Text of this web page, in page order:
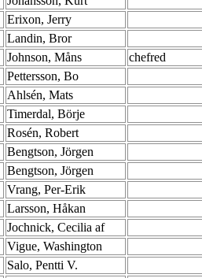
Erixon, Jerry
Landin, Bror
Johnson, Måns chefred
Pettersson, Bo
Ahlsén, Mats
Timerdal, Börje
Rosén, Robert
Bengtson, Jörgen
Bengtson, Jörgen
Vrang, Per-Erik
Larsson, Håkan
Jochnick, Cecilia af
Vigue, Washington
Salo, Pentti V.